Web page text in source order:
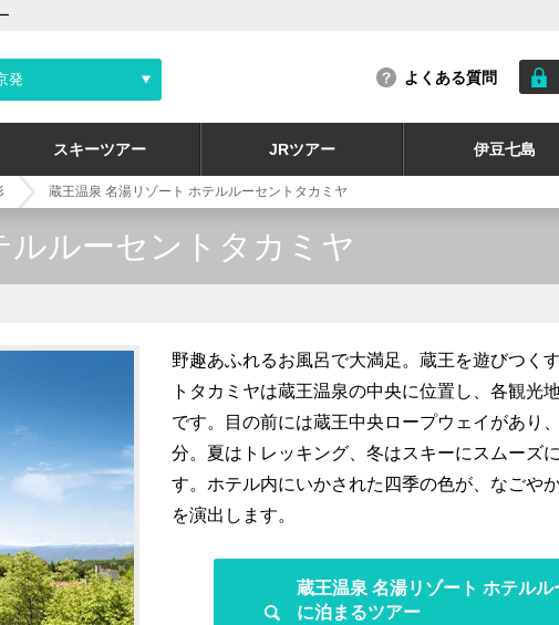
発 よくある質問
スキーツアー JRツアー 伊豆七島
蔵王温泉 名湯リゾート ホテルルーセントタカミヤ
ルルーセントタカミヤ
野趣あふれるお風呂で大満足。蔵王を遊びつく
トタカミヤは蔵王温泉の中央に位置し、各観光
です。目の前には蔵王中央ロープウェイがあり
分。夏はトレッキング、冬はスキーにスムーズ
す。ホテル内にいかされた四季の色が、なごや
を演出します。
蔵王温泉 名湯リゾート ホテル
に泊まるツアー